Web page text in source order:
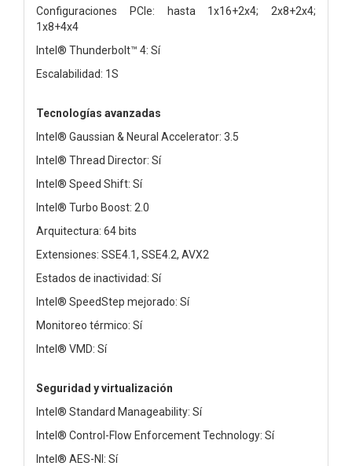
Configuraciones PCIe: hasta 1x16+2x4; 2x8+2x4;
1x8+4x4
Intel® Thunderbolt™ 4: Sí
Escalabilidad: 1S
Tecnologías avanzadas
Intel® Gaussian & Neural Accelerator: 3.5
Intel® Thread Director: Sí
Intel® Speed Shift: Sí
Intel® Turbo Boost: 2.0
Arquitectura: 64 bits
Extensiones: SSE4.1, SSE4.2, AVX2
Estados de inactividad: Sí
Intel® SpeedStep mejorado: Sí
Monitoreo térmico: Sí
Intel® VMD: Sí
Seguridad y virtualización
Intel® Standard Manageability: Sí
Intel® Control-Flow Enforcement Technology: Sí
Intel® AES-NI: Sí